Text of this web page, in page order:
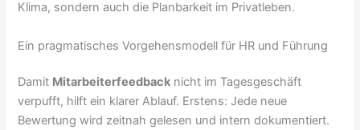
Klima, sondern auch die Planbarkeit im Privatleben.
Ein pragmatisches Vorgehensmodell für HR und Führung
Damit Mitarbeiterfeedback nicht im Tagesgeschäft
verpufft, hilft ein klarer Ablauf. Erstens: Jede neue
Bewertung wird zeitnah gelesen und intern dokumentiert.